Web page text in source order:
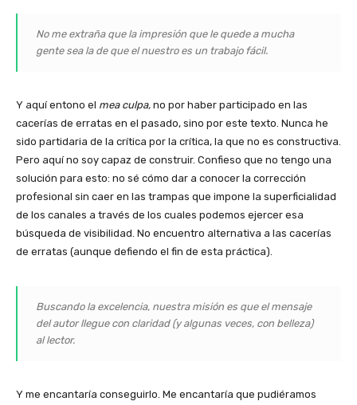
No me extraña que la impresión que le quede a mucha
gente sea la de que el nuestro es un trabajo fácil.
Y aquí entono el mea culpa, no por haber participado en las
cacerías de erratas en el pasado, sino por este texto. Nunca he
sido partidaria de la crítica por la crítica, la que no es constructiva.
Pero aquí no soy capaz de construir. Confieso que no tengo una
solución para esto: no sé cómo dar a conocer la corrección
profesional sin caer en las trampas que impone la superficialidad
de los canales a través de los cuales podemos ejercer esa
búsqueda de visibilidad. No encuentro alternativa a las cacerías
de erratas (aunque defiendo el fin de esta práctica).
Buscando la excelencia, nuestra misión es que el mensaje
del autor llegue con claridad (y algunas veces, con belleza)
al lector.
Y me encantaría conseguirlo. Me encantaría que pudiéramos